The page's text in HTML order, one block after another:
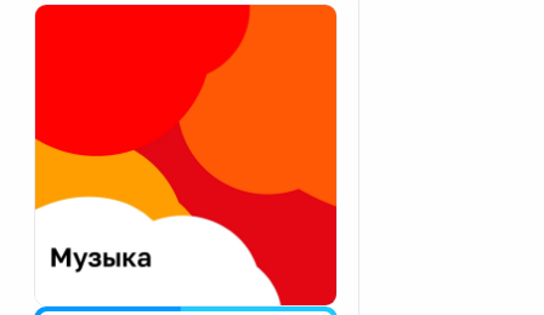
Екатеринбург
Калининград
Калуга